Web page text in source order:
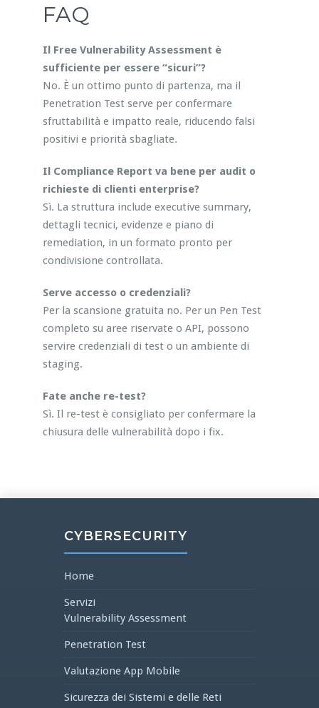
FAQ
Il Free Vulnerability Assessment è
sufficiente per essere “sicuri”?
No. È un ottimo punto di partenza, ma il
Penetration Test serve per confermare
sfruttabilità e impatto reale, riducendo falsi
positivi e priorità sbagliate.
Il Compliance Report va bene per audit o
richieste di clienti enterprise?
Sì. La struttura include executive summary,
dettagli tecnici, evidenze e piano di
remediation, in un formato pronto per
condivisione controllata.
Serve accesso o credenziali?
Per la scansione gratuita no. Per un Pen Test
completo su aree riservate o API, possono
servire credenziali di test o un ambiente di
staging.
Fate anche re-test?
Sì. Il re-test è consigliato per confermare la
chiusura delle vulnerabilità dopo i fix.
CYBERSECURITY
Home
Servizi
Vulnerability Assessment
Penetration Test
Valutazione App Mobile
Sicurezza dei Sistemi e delle Reti